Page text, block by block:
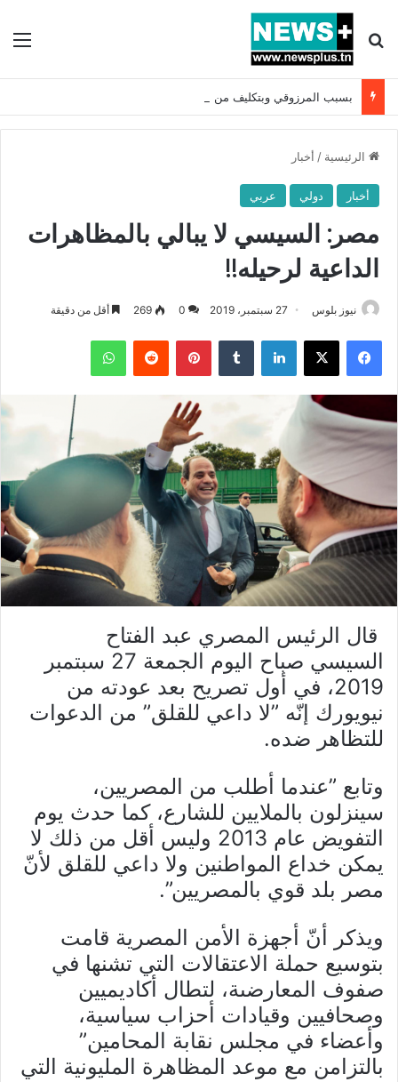
بحث عن
الرئيسية / أخبار
أخبار دولي عربي
مصر: السيسي لا يبالي بالمظاهرات
الداعية لرحيله!!
نيوز بلوس 27 سبتمبر، 2019 0
269 أقل من دقيقة
فيسبوك X لينكدإن بينتيريست واتساب
قال الرئيس المصري عبد الفتاح
السيسي صباح اليوم الجمعة 27 سبتمبر
2019، في أول تصريح بعد عودته من
نيويورك إنّه ”لا داعي للقلق” من الدعوات
للتظاهر ضده.
وتابع ”عندما أطلب من المصريين،
سينزلون بالملايين للشارع، كما حدث يوم
التفويض عام 2013 وليس أقل من ذلك لا
يمكن خداع المواطنين ولا داعي للقلق لأنّ
مصر بلد قوي بالمصريين”.
ويذكر أنّ أجهزة الأمن المصرية قامت
بتوسيع حملة الاعتقالات التي تشنها في
صفوف المعارضىة، لتطال أكاديميين
وصحافيين وقيادات أحزاب سياسية،
وأعضاء في مجلس نقابة المحامين”
بالتزامن مع موعد المظاهرة المليونية التي